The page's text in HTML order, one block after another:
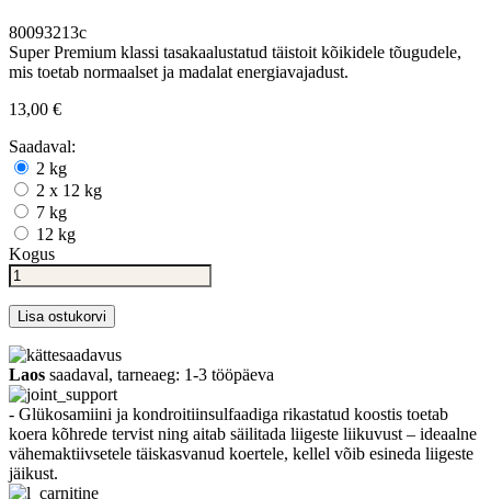
80093213c
Super Premium klassi tasakaalustatud täistoit kõikidele tõugudele,
mis toetab normaalset ja madalat energiavajadust.
13,00 €
Saadaval:
2 kg
2 x 12 kg
7 kg
12 kg
Kogus
Lisa ostukorvi
Laos saadaval, tarneaeg: 1-3 tööpäeva
- Glükosamiini ja kondroitiinsulfaadiga rikastatud koostis toetab
koera kõhrede tervist ning aitab säilitada liigeste liikuvust – ideaalne
vähemaktiivsetele täiskasvanud koertele, kellel võib esineda liigeste
jäikust.